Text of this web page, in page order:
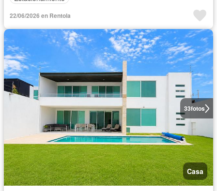
22/06/2026 en Rentola
33fotos
Casa